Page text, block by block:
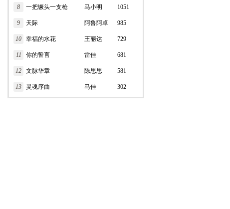
8 一把镢头一支枪 马小明 1051
9 天际 阿鲁阿卓 985
10 幸福的水花 王丽达 729
11 你的誓言 雷佳 681
12 文脉华章 陈思思 581
13 灵魂序曲 马佳 302